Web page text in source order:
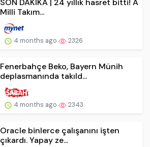
SON DAKİKA | 24 yıllık hasret bitti! A
Milli Takım...
4 months ago 2326
Fenerbahçe Beko, Bayern Münih
deplasmanında takıld...
4 months ago 2343
Oracle binlerce çalışanını işten
çıkardı. Yapay ze...